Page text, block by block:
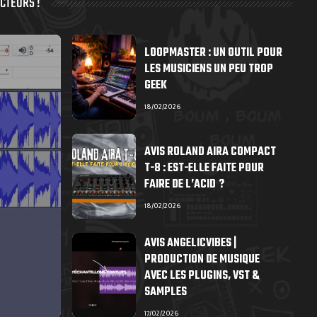
LOOPMASTER : UN OUTIL POUR
LES MUSICIENS UN PEU TROP
GEEK
18/02/2026
AVIS ROLAND AIRA COMPACT
T-8 : EST-ELLE FAITE POUR
FAIRE DE L’ACID ?
18/02/2026
AVIS ANGELICVIBES |
PRODUCTION DE MUSIQUE
AVEC LES PLUGINS, VST &
SAMPLES
17/02/2026